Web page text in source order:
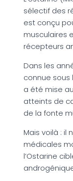
sélectif des
est conçu
musculaires
récepteurs
Dans les
connue sous
a été mise
atteints de
de la fonte
Mais voilà : il
médicales
l’Ostarine